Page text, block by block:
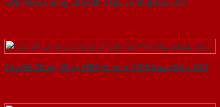
Cửa Gỗ Chống Cháy MDF Veneer P1R5 Xoan Đào-SGD